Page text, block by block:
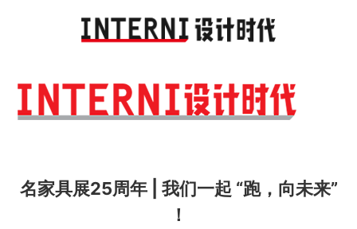
名家具展25周年 | 我们一起 “跑，向未来”
！